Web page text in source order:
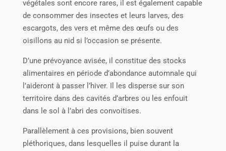
végétales sont encore rares, il est également capable
de consommer des insectes et leurs larves, des
escargots, des vers et même des œufs ou des
oisillons au nid si l’occasion se présente.
D’une prévoyance avisée, il constitue des stocks
alimentaires en période d’abondance automnale qui
l’aideront à passer l’hiver. Il les disperse sur son
territoire dans des cavités d’arbres ou les enfouit
dans le sol à l’abri des convoitises.
Parallèlement à ces provisions, bien souvent
pléthoriques, dans lesquelles il puise durant la